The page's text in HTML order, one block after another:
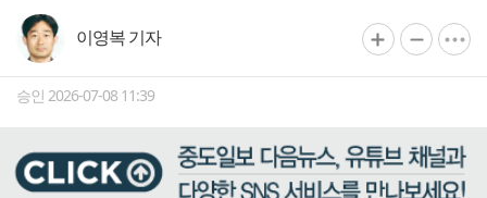
이영복 기자
승인 2026-07-08 11:39